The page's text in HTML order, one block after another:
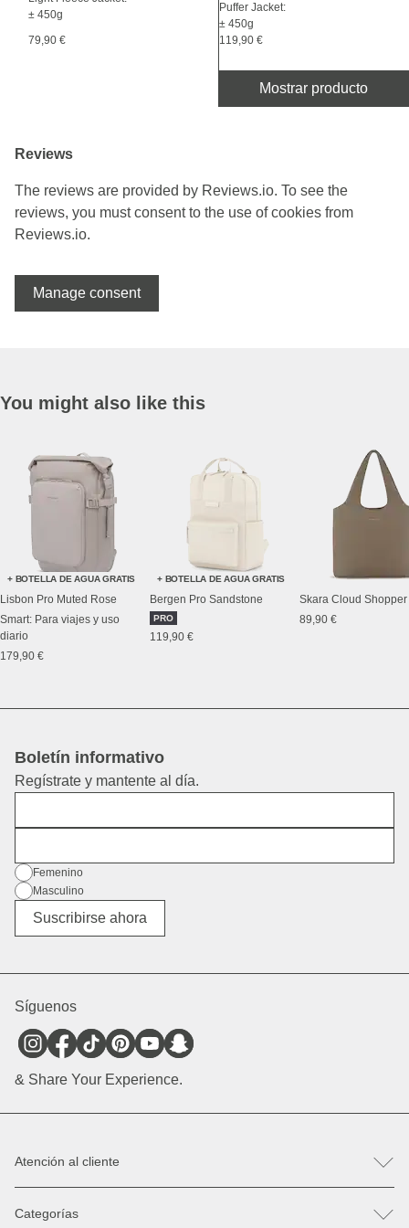
± 450g
79,90 €
Puffer Jacket:
± 450g
119,90 €
Mostrar producto
Reviews
The reviews are provided by Reviews.io. To see the
reviews, you must consent to the use of cookies from
Reviews.io.
Manage consent
You might also like this
+ BOTELLA DE AGUA GRATIS
Lisbon Pro Muted Rose
Smart: Para viajes y uso
diario
179,90 €
+ BOTELLA DE AGUA GRATIS
Bergen Pro Sandstone
PRO
119,90 €
Skara Cloud
89,90 €
Boletín informativo
Regístrate y mantente al día.
Género
Femenino
Masculino
Diverso
Suscribirse ahora
Síguenos
& Share Your Experience.
Atención al cliente
Ayuda & Contacto
Categorías